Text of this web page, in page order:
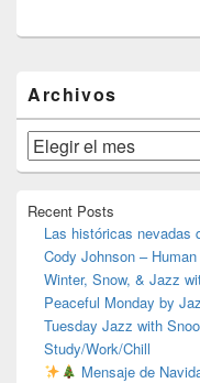
área
de
widget
barra
lateral
Archivos
Archivos
Recent Posts
Las históricas nevadas
Cody Johnson –
Winter, Snow, & Jazz
Peaceful Monday by
Tuesday Jazz with
Study/Work/Chill
Mensaje de